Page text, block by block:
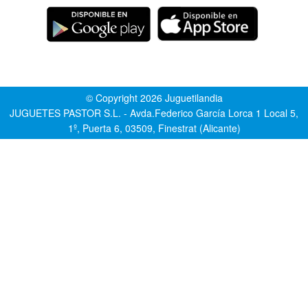
© Copyright 2026 Juguetilandia
JUGUETES PASTOR S.L. - Avda.Federico García Lorca 1 Local 5,
1º, Puerta 6, 03509, Finestrat (Alicante)